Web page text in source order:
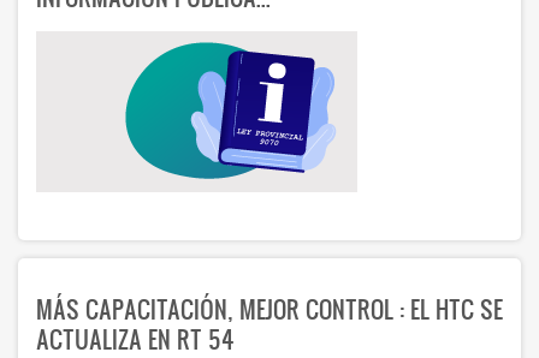
MÁS CAPACITACIÓN, MEJOR CONTROL : EL HTC SE
ACTUALIZA EN RT 54